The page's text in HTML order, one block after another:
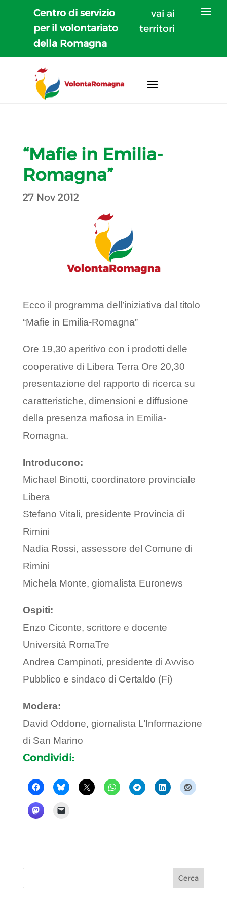
Centro di servizio
per il volontariato
della Romagna
vai ai
territori
“Mafie in Emilia-
Romagna”
27 Nov 2012
Ecco il programma dell’iniziativa dal titolo
“Mafie in Emilia-Romagna”
Ore 19,30 aperitivo con i prodotti delle
cooperative di Libera Terra Ore 20,30
presentazione del rapporto di ricerca su
caratteristiche, dimensioni e diffusione
della presenza mafiosa in Emilia-
Romagna.
Introducono:
Michael Binotti, coordinatore provinciale
Libera
Stefano Vitali, presidente Provincia di
Rimini
Nadia Rossi, assessore del Comune di
Rimini
Michela Monte, giornalista Euronews
Ospiti:
Enzo Ciconte, scrittore e docente
Università RomaTre
Andrea Campinoti, presidente di Avviso
Pubblico e sindaco di Certaldo (Fi)
Modera:
David Oddone, giornalista L’Informazione
di San Marino
Condividi: